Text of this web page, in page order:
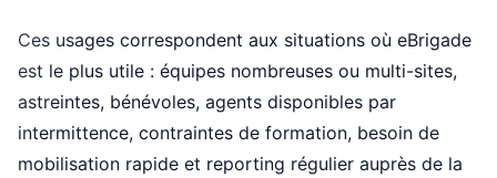
Ces usages correspondent aux situations où eBrigade
est le plus utile : équipes nombreuses ou multi-sites,
astreintes, bénévoles, agents disponibles par
intermittence, contraintes de formation, besoin de
mobilisation rapide et reporting régulier auprès de la